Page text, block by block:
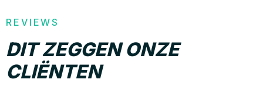
REVIEWS
DIT ZEGGEN ONZE
CLIËNTEN